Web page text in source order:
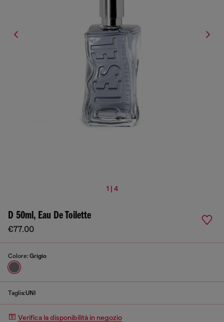
1 | 4
D 50ml, Eau De Toilette
€77.00
Colore: Grigio
Taglia:UNI
Verifica la disponibilità in negozio